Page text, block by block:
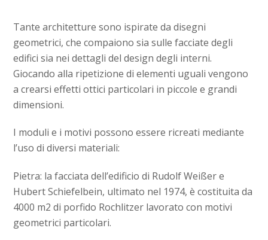
Tante architetture sono ispirate da disegni
geometrici, che compaiono sia sulle facciate degli
edifici sia nei dettagli del design degli interni.
Giocando alla ripetizione di elementi uguali vengono
a crearsi effetti ottici particolari in piccole e grandi
dimensioni.
I moduli e i motivi possono essere ricreati mediante
l’uso di diversi materiali:
Pietra: la facciata dell’edificio di Rudolf Weißer e
Hubert Schiefelbein, ultimato nel 1974, è costituita da
4000 m2 di porfido Rochlitzer lavorato con motivi
geometrici particolari.